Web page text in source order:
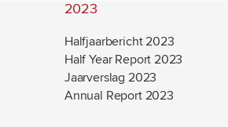
2023
Halfjaarbericht 2023
Half Year Report 2023
Jaarverslag 2023
Annual Report 2023